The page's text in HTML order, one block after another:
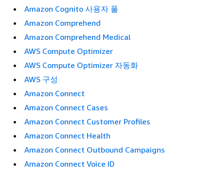
Amazon Cognito 사용자 풀
Amazon Comprehend
Amazon Comprehend Medical
AWS Compute Optimizer
AWS Compute Optimizer 자동화
AWS 구성
Amazon Connect
Amazon Connect Cases
Amazon Connect Customer Profiles
Amazon Connect Health
Amazon Connect Outbound Campaigns
Amazon Connect Voice ID